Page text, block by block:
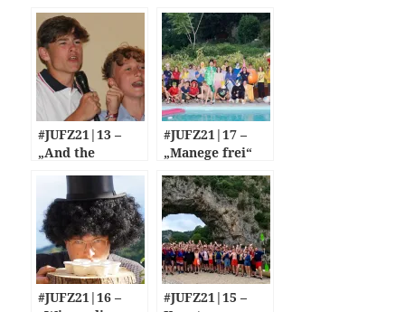
#JUFZ21|13 –
„And the
#JUFZ21|17 –
„Manege frei“
baden“
#JUFZ21|16 –
#JUFZ21|15 –